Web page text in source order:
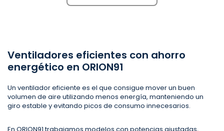
Ventiladores eficientes con ahorro
energético en ORION91
Un ventilador eficiente es el que consigue mover un buen
volumen de aire utilizando menos energía, manteniendo un
giro estable y evitando picos de consumo innecesarios.